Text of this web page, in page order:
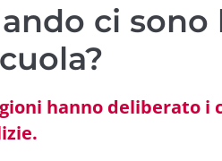
ci sono
hanno deliberato i